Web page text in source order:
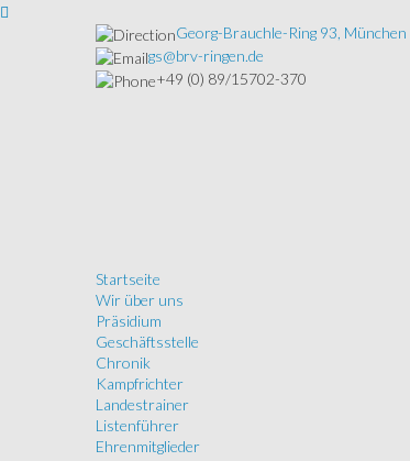
Georg-Brauchle-Ring 93, München
gs@brv-ringen.de
+49 (0) 89/15702-370
Startseite
Wir über uns
Präsidium
Geschäftsstelle
Chronik
Kampfrichter
Landestrainer
Listenführer
Ehrenmitglieder